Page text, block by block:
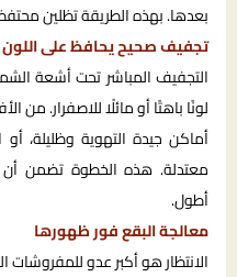
بعدها. بهذه الطريقة تظلين
تجفيف صحيح يحافظ على اللون
التجفيف المباشر تحت أشعة
لونًا باهتًا أو مائلًا للاصفرار.
أماكن جيدة التهوية وظليلة،
معتدلة. هذه الخطوة تضمن أن
أطول.
معالجة البقع فور ظهورها
الانتظار هو أكبر عدو